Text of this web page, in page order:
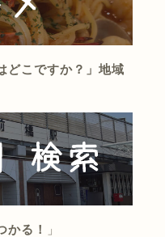
どこですか？」地域
かる！
」